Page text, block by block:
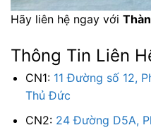
Hãy liên hệ ngay với
Thông Tin Liên
CN1: 11 Đường số 12,
Thủ Đức
CN2: 24 Đường D5A,